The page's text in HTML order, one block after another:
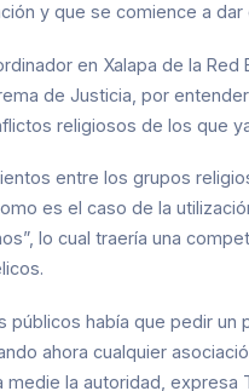
y que se comience a
en Xalapa de la
de Justicia, por
religiosos de los que
entre los grupos
es el caso de la
lo cual traería una
había que pedir un
ahora cualquier
la autoridad, expresa